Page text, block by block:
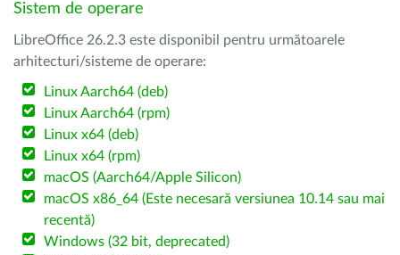
Sistem de operare
LibreOffice 26.2.3 este disponibil pentru următoarele
arhitecturi/sisteme de operare:
Linux Aarch64 (deb)
Linux Aarch64 (rpm)
Linux x64 (deb)
Linux x64 (rpm)
macOS (Aarch64/Apple Silicon)
macOS x86_64 (Este necesară versiunea 10.14 sau mai
recentă)
Windows (32 bit, deprecated)